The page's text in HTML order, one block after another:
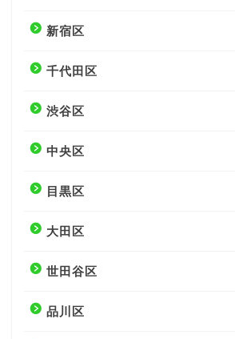
新宿区
千代田区
渋谷区
中央区
目黒区
大田区
世田谷区
品川区